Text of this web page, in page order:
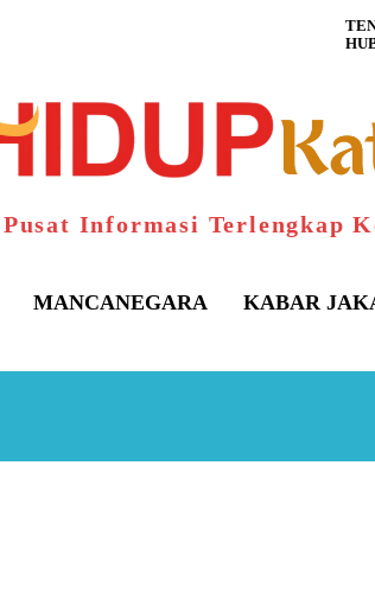
Pusat Informasi Terlengkap
MANCANEGARA KABAR